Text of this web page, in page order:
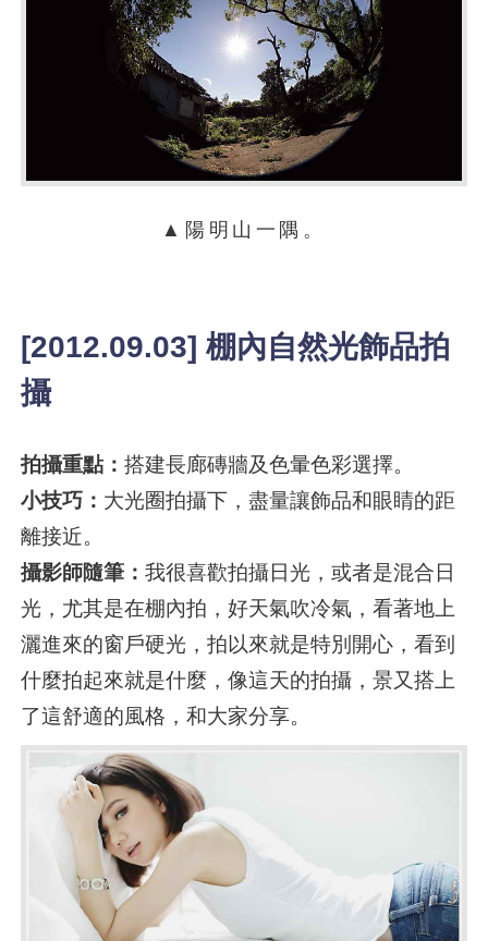
▲陽明山一隅。
[2012.09.03] 棚內自然光飾品拍
攝
拍攝重點：搭建長廊磚牆及色暈色彩選擇。
小技巧： 大光圈拍攝下，盡量讓飾品和眼睛的距
離接近。
攝影師隨筆：我很喜歡拍攝日光，或者是混合日
光，尤其是在棚內拍，好天氣吹冷氣，看著地上
灑進來的窗戶硬光，拍以來就是特別開心，看到
什麼拍起來就是什麼，像這天的拍攝，景又搭上
了這舒適的風格，和大家分享。